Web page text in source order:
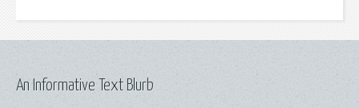
An Informative Text Blurb